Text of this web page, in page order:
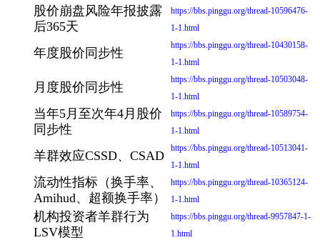
股价崩盘风险年报披露
后365天
https://bbs.pinggu.org/thread-10596476-
1-1.html
年度股价同步性
https://bbs.pinggu.org/thread-10430158-
1-1.html
月度股价同步性
https://bbs.pinggu.org/thread-10503048-
1-1.html
当年5月至次年4月股价
同步性
https://bbs.pinggu.org/thread-10589754-
1-1.html
羊群效应CSSD、CSAD
https://bbs.pinggu.org/thread-10513041-
1-1.html
流动性指标（换手率、
Amihud、超额换手率）
https://bbs.pinggu.org/thread-10365124-
1-1.html
机构投资者羊群行为
LSV模型
https://bbs.pinggu.org/thread-9957847-1-
1.html